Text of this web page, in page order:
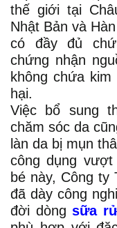
thế giới tại
Nhật Bản và
có đầy đủ
chứng nhận
không chứa
hại.
Việc bổ sung
chăm sóc da
làn da bị mụn
công dụng
bé này, Công ty
đã dày công
đời dòng sữa